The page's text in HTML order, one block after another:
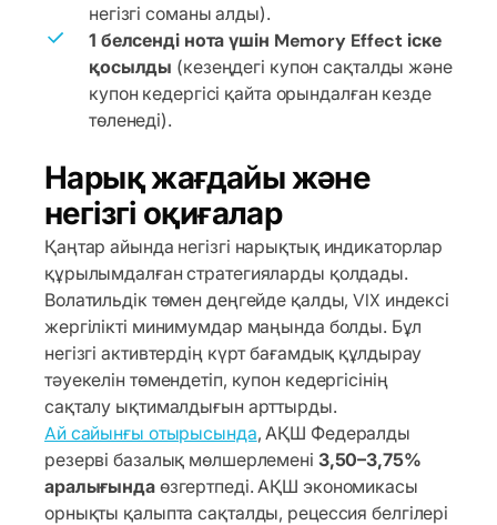
негізгі соманы алды).
1 белсенді нота үшін Memory Effect іске
қосылды (кезеңдегі купон сақталды және
купон кедергісі қайта орындалған кезде
төленеді).
Нарық жағдайы және
негізгі оқиғалар
Қаңтар айында негізгі нарықтық индикаторлар
құрылымдалған стратегияларды қолдады.
Волатильдік төмен деңгейде қалды, VIX индексі
жергілікті минимумдар маңында болды. Бұл
негізгі активтердің күрт бағамдық құлдырау
тәуекелін төмендетіп, купон кедергісінің
сақталу ықтималдығын арттырды.
Aй сайынғы отырысында, АҚШ Федералды
резерві базалық мөлшерлемені 3,50–3,75%
аралығындаөзгертпеді. АҚШ экономикасы
орнықты қалыпта сақталды, рецессия белгілері